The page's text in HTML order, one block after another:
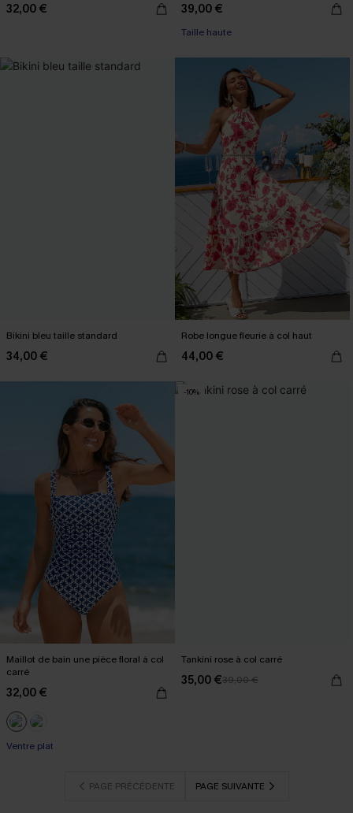
32,00 € 39,00 €
Taille haute
Bikini bleu taille standard
34,00 €
Robe longue fleurie à col haut
44,00 €
Maillot de bain une pièce floral à col
carré
32,00 €
Ventre plat
-10%
Tankini rose à col carré
35,00 €39,00 €
PAGE PRÉCÉDENTE PAGE SUIVANTE